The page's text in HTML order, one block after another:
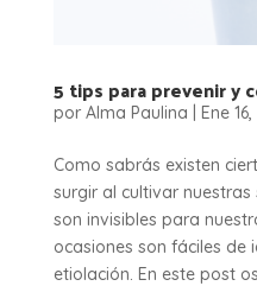
5 tips para prevenir y
por Alma Paulina Ene
Como sabrás existen
surgir al cultivar nuestras
son invisibles para
ocasiones son fáciles de
etiolación. En este post